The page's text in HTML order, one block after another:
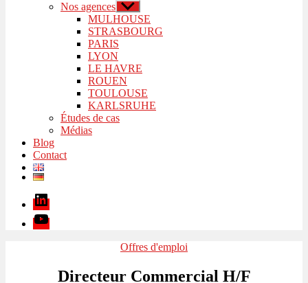
Nos agences Afficher
le
sous-
menu
MULHOUSE
STRASBOURG
PARIS
LYON
LE HAVRE
ROUEN
TOULOUSE
KARLSRUHE
Études de cas
Médias
Blog
Contact
Linkedin
Youtube
Catégories
Offres d'emploi
Directeur Commercial H/F